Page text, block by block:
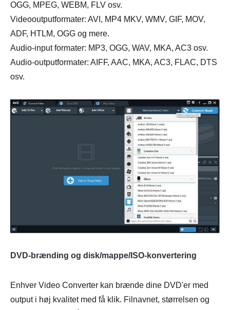
OGG, MPEG, WEBM, FLV osv.
Videooutputformater: AVI, MP4 MKV, WMV, GIF, MOV,
ADF, HTLM, OGG og mere.
Audio-input formater: MP3, OGG, WAV, MKA, AC3 osv.
Audio-outputformater: AIFF, AAC, MKA, AC3, FLAC, DTS
osv.
DVD-brænding og disk/mappe/ISO-konvertering
Enhver Video Converter kan brænde dine DVD'er med
output i høj kvalitet med få klik. Filnavnet, størrelsen og